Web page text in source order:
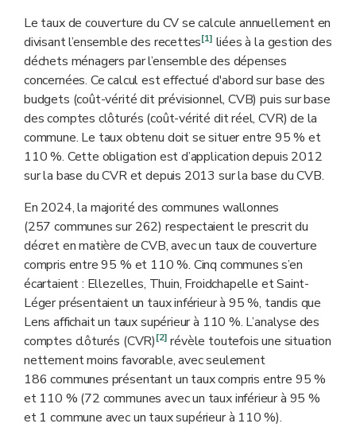
Le taux de couverture du CV se calcule annuellement en
divisant l’ensemble des recettes[1] liées à la gestion des
déchets ménagers par l’ensemble des dépenses
concernées. Ce calcul est effectué d'abord sur base des
budgets (coût-vérité dit prévisionnel, CVB) puis sur base
des comptes clôturés (coût-vérité dit réel, CVR) de la
commune. Le taux obtenu doit se situer entre 95 % et
110 %. Cette obligation est d’application depuis 2012
sur la base du CVR et depuis 2013 sur la base du CVB.
En 2024, la majorité des communes wallonnes
(257 communes sur 262) respectaient le prescrit du
décret en matière de CVB, avec un taux de couverture
compris entre 95 % et 110 %. Cinq communes s’en
écartaient : Ellezelles, Thuin, Froidchapelle et Saint-
Léger présentaient un taux inférieur à 95 %, tandis que
Lens affichait un taux supérieur à 110 %. L’analyse des
comptes clôturés (CVR)[2] révèle toutefois une situation
nettement moins favorable, avec seulement
186 communes présentant un taux compris entre 95 %
et 110 % (72 communes avec un taux inférieur à 95 %
et 1 commune avec un taux supérieur à 110 %).